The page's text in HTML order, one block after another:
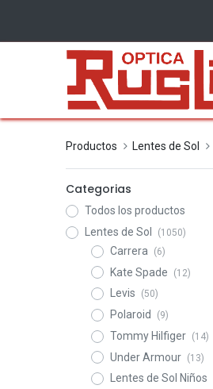
Productos Lentes de Sol
Categorias
Todos los productos
Lentes de Sol
(1050)
Carrera (6)
Kate Spade (12)
Levis (50)
Polaroid (9)
Tommy Hilfiger (14)
Under Armour (13)
Lentes de Sol Niños